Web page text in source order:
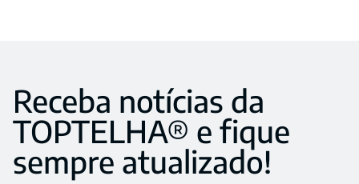
Receba notícias da
TOPTELHA® e fique
sempre atualizado!